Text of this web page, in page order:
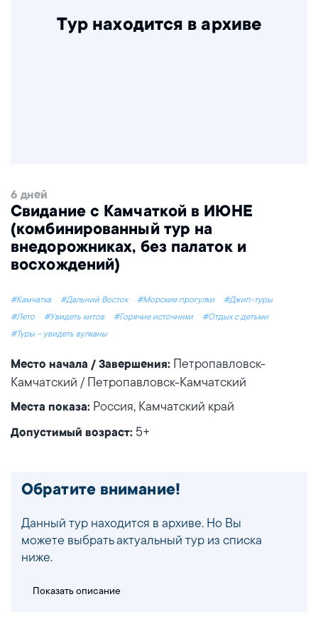
Тур находится в архиве
6 дней
Свидание с Камчаткой в ИЮНЕ
(комбинированный тур на
внедорожниках, без палаток и
восхождений)
#Камчатка #Дальний Восток #Морские прогулки
#Джип-туры
#Лето
#Увидеть китов #Горячие источники
#Отдых с детьми
#Туры – увидеть вулканы
Место начала / Завершения: Петропавловск-
Камчатский / Петропавловск-Камчатский
Места показа: Россия, Камчатский край
Допустимый возраст: 5+
Обратите внимание!
Данный тур находится в архиве. Но Вы
можете выбрать актуальный тур из списка
ниже.
Показать описание